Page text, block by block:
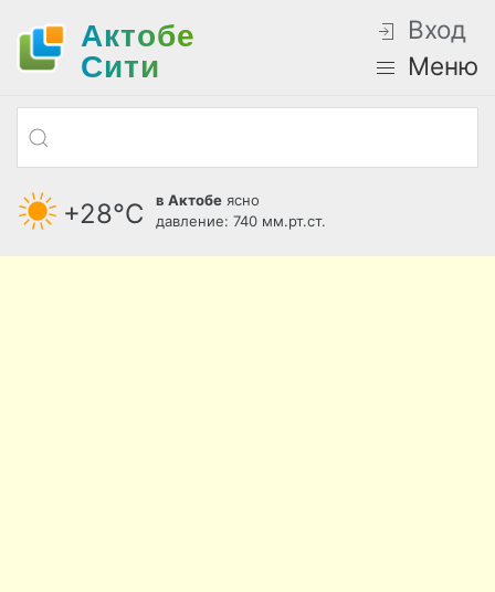
Актобе
Cити
Вход
Меню
+28°С в Актобе ясно
давление: 740 мм.рт.ст.